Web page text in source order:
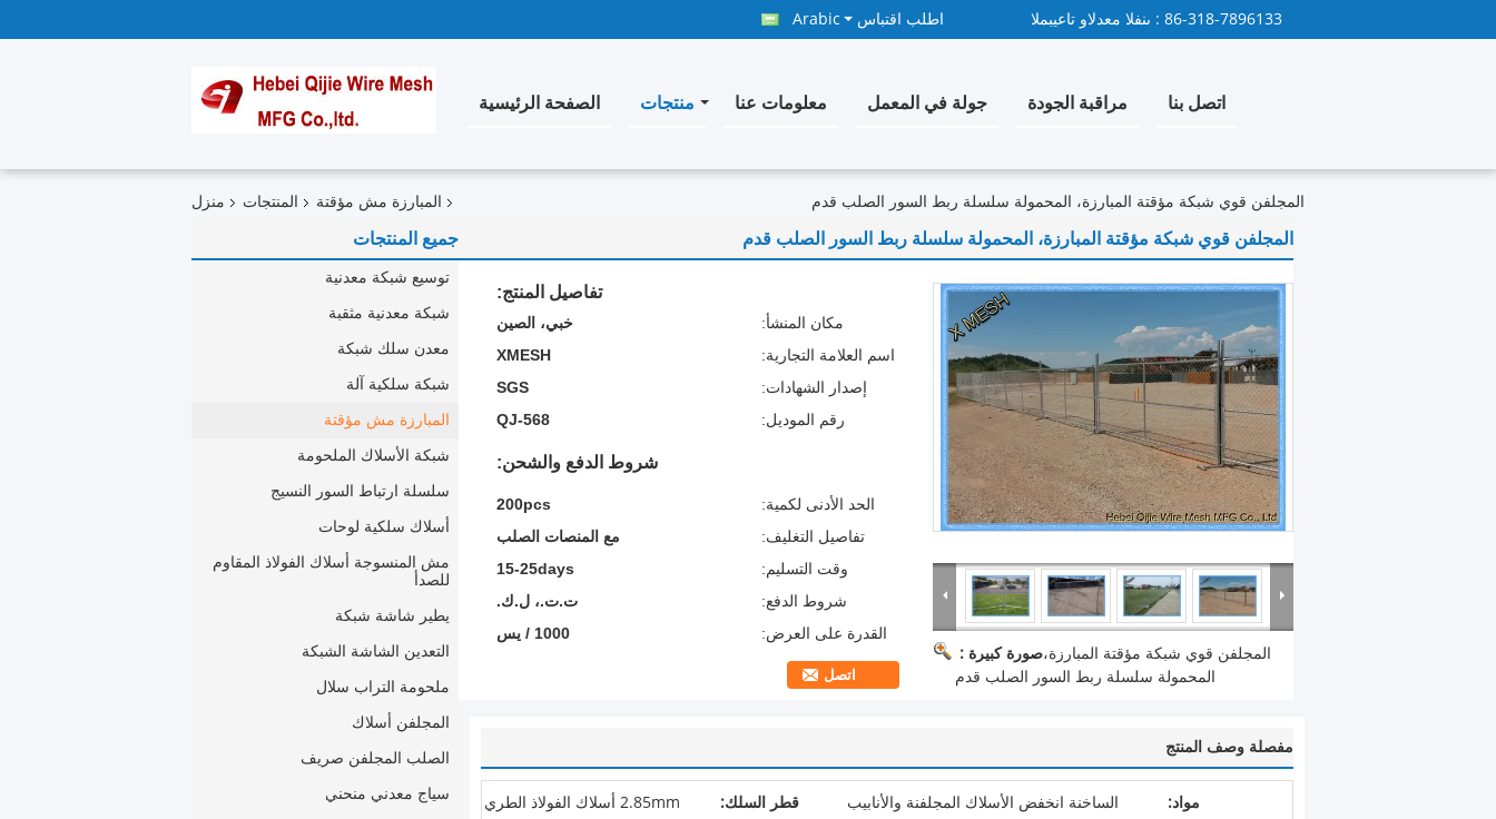
المبيعات والدعم الفنى : 86-318-7896133 اطلب اقتباس Arabic
الصفحة الرئيسية منتجات معلومات عنا جولة في المعمل مراقبة الجودة اتصل بنا
منزل المنتجات المبارزة مش مؤقتة المجلفن قوي شبكة مؤقتة المبارزة، المحمولة سلسلة ربط السور الصلب قدم
جميع المنتجات
توسيع شبكة معدنية
شبكة معدنية مثقبة
معدن سلك شبكة
شبكة سلكية آلة
المبارزة مش مؤقتة
شبكة الأسلاك الملحومة
سلسلة ارتباط السور النسيج
أسلاك سلكية لوحات
مش المنسوجة أسلاك الفولاذ المقاوم
للصدأ
يطير شاشة شبكة
التعدين الشاشة الشبكة
ملحومة التراب سلال
المجلفن أسلاك
الصلب المجلفن صريف
سياج معدني منحني
المجلفن قوي شبكة مؤقتة المبارزة، المحمولة سلسلة ربط السور الصلب قدم
صورة كبيرة :المجلفن قوي شبكة مؤقتة المبارزة،
المحمولة سلسلة ربط السور الصلب قدم
تفاصيل المنتج:
مكان المنشأ:
خبي، الصين
اسم العلامة التجارية:
XMESH
إصدار الشهادات:
SGS
رقم الموديل:
QJ-568
شروط الدفع والشحن:
الحد الأدنى لكمية:
200pcs
تفاصيل التغليف:
مع المنصات الصلب
وقت التسليم:
15-25days
شروط الدفع:
ت.ت.، ل.ك.
القدرة على العرض:
1000 / يس
اتصل
مفصلة وصف المنتج
مواد: الساخنة انخفض الأسلاك المجلفنة والأنابيب قطر السلك: 2.85mm أسلاك الفولاذ الطري